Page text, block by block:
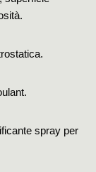
spray per